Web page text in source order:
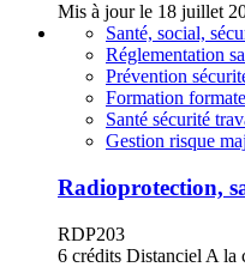
Mis à jour le 18 juillet
Santé, social,
Réglementation
Prévention
Formation
Santé sécurité
Gestion risque
Radioprotection,
RDP203
6 crédits Distanciel A la